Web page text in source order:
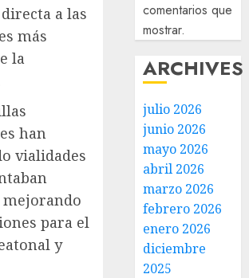
a las
más
la
han
vialidades
para el
y
comentarios que
mostrar.
ARCHIVES
julio 2026
junio 2026
mayo 2026
abril 2026
marzo 2026
febrero 2026
enero 2026
diciembre
2025